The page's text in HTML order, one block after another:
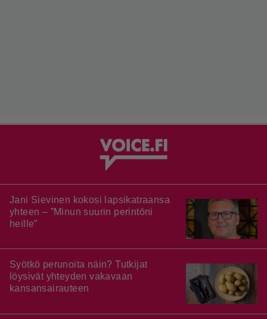
Jani Sievinen kokosi lapsikatraansa
yhteen – ”Minun suurin perintöni
heille”
Syötkö perunoita näin? Tutkijat
löysivät yhteyden vakavaan
kansansairauteen